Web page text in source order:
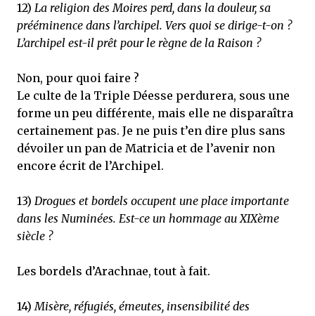
12) La religion des Moires perd, dans la douleur, sa
prééminence dans l’archipel. Vers quoi se dirige-t-on ?
L’archipel est-il prêt pour le règne de la Raison ?
Non, pour quoi faire ?
Le culte de la Triple Déesse perdurera, sous une
forme un peu différente, mais elle ne disparaîtra
certainement pas. Je ne puis t’en dire plus sans
dévoiler un pan de Matricia et de l’avenir non
encore écrit de l’Archipel.
13) Drogues et bordels occupent une place importante
dans les Numinées. Est-ce un hommage au XIXème
siècle ?
Les bordels d’Arachnae, tout à fait.
14)Misère, réfugiés, émeutes, insensibilité des